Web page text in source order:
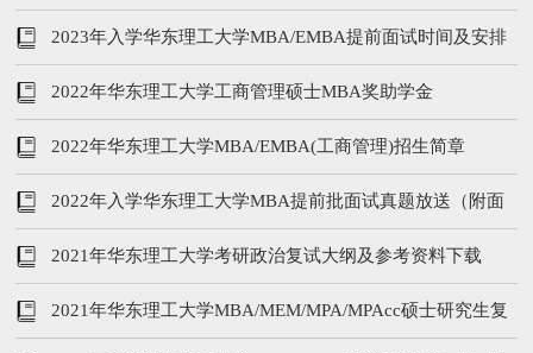
2023年入学华东理工大学MBA/EMBA提前面试时间及安排
2022年华东理工大学工商管理硕士MBA奖助学金
2022年华东理工大学MBA/EMBA(工商管理)招生简章
2022年入学华东理工大学MBA提前批面试真题放送（附面
试流程）
2021年华东理工大学考研政治复试大纲及参考资料下载
2021年华东理工大学MBA/MEM/MPA/MPAcc硕士研究生复